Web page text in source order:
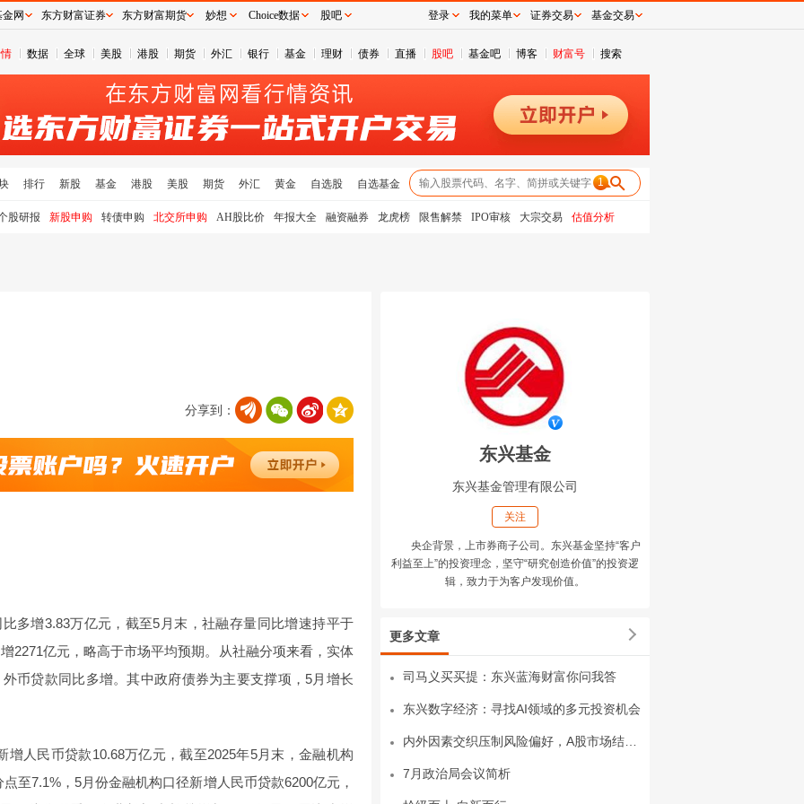
数据 全球 美股 港股 期货 外汇 银行 基金 理财 债券 直播 股吧 基金吧 博客 财富号 搜索
排行 新股 基金 港股 美股 期货 外汇 黄金 自选股 自选基金 1
股研报 新股申购 转债申购 北交所申购 AH股比价 年报大全 融资融券 龙虎榜 限售解禁 IPO审核 大宗交易 估值分析
分享到：
多增3.83万亿元，截至5月末，社融存量同比增速持平于
2271亿元，略高于市场平均预期。从社融分项来看，实体
币贷款同比多增。其中政府债券为主要支撑项，5月增长
人民币贷款10.68万亿元，截至2025年5月末，金融机构
至7.1%，5月份金融机构口径新增人民币贷款6200亿元，
东兴基金
东兴基金管理有限公司
关注
央企背景，上市券商子公司。东兴基金坚持“客户
利益至上”的投资理念，坚守“研究创造价值”的投资逻
辑，致力于为客户发现价值。
更多文章
司马义买买提：东兴蓝海财富你问我答
东兴数字经济：寻找AI领域的多元投资机会
7月政治局会议简析
网 东方财富证券 东方财富期货 妙想 Choice数据 股吧 登录 我的菜单 证券交易 基金交易